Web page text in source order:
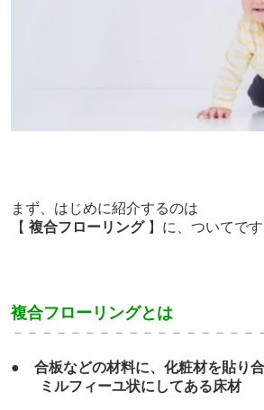
まず、はじめに紹介するのは
【 複合フローリング】に、ついてです
複合フローリングとは
－－－－－－－－－－－－－ －－－－
● 合板などの材料に、化粧材を貼り
ミルフィーユ状にしてある床材